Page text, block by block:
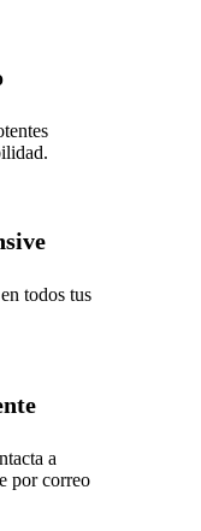
todos tus
a
por correo